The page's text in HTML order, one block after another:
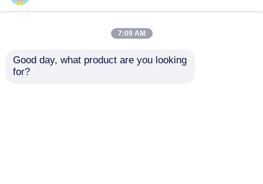
7:09 AM
Good day, what product are you looking
for?